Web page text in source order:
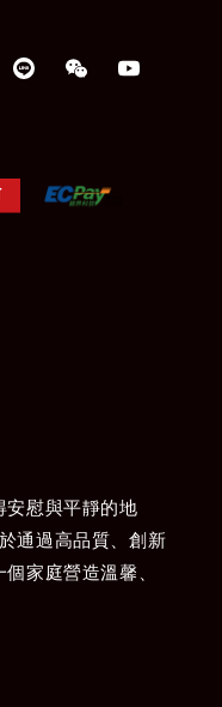
安慰與平靜的地
通過高品質、創新
家庭營造溫馨、